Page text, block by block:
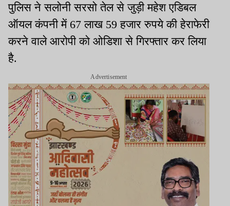
पुलिस ने सलोनी सरसो तेल से जुड़ी महेश एडिबल
ऑयल कंपनी में 67 लाख 59 हजार रुपये की हेराफेरी
करने वाले आरोपी को ओडिशा से गिरफ्तार कर लिया
है.
Advertisement